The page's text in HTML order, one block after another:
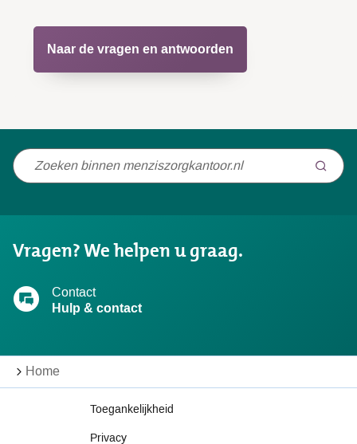
Naar de vragen en antwoorden
Niet
wat
zocht?
Vragen? We helpen u graag.
Contact
Hulp & contact
Home
Toegankelijkheid
Privacy